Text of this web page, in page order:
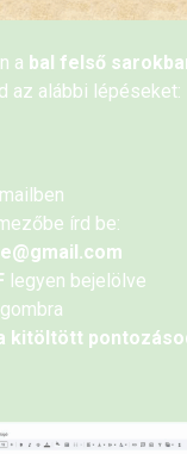
a bal felső
az alábbi lépéseket:
írd be:
legyen bejelölve
kitöltött